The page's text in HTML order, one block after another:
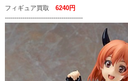
フィギュア買取 6240円
----------------------------------------